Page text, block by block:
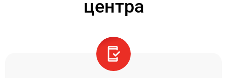
центра